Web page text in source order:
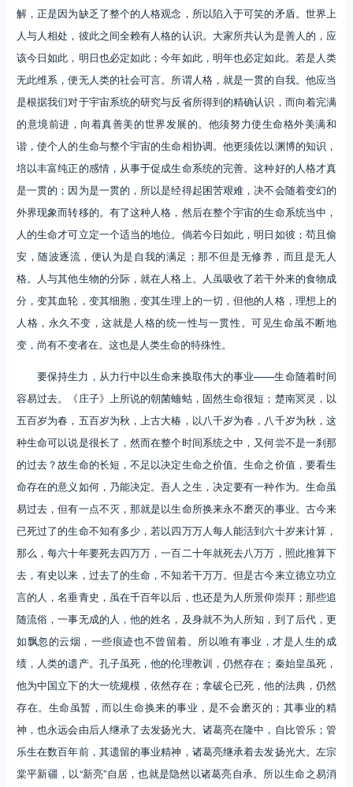
解，正是因为缺乏了整个的人格观念，所以陷入于可笑的矛盾。世界上
人与人相处，彼此之间全赖有人格的认识。大家所共认为是善人的，应
该今日如此，明日也必定如此；今年如此，明年也必定如此。若是人类
无此维系，便无人类的社会可言。所谓人格，就是一贯的自我。他应当
是根据我们对于宇宙系统的研究与反省所得到的精确认识，而向着完满
的意境前进，向着真善美的世界发展的。他须努力使生命格外美满和
谐，使个人的生命与整个宇宙的生命相协调。他更须佐以渊博的知识，
培以丰富纯正的感情，从事于促成生命系统的完善。这种好的人格才真
是一贯的；因为是一贯的，所以是经得起困苦艰难，决不会随着变幻的
外界现象而转移的。有了这种人格，然后在整个宇宙的生命系统当中，
人的生命才可立定一个适当的地位。倘若今日如此，明日如彼；苟且偷
安，随波逐流，便认为是自我的满足；那不但是无修养，而且是无人
格。人与其他生物的分际，就在人格上。人虽吸收了若干外来的食物成
分，变其血轮，变其细胞，变其生理上的一切，但他的人格，理想上的
人格，永久不变，这就是人格的统一性与一贯性。可见生命虽不断地
变，尚有不变者在。这也是人类生命的特殊性。
要保持生力，从力行中以生命来换取伟大的事业——生命随着时间
容易过去。《庄子》上所说的朝菌蟪蛄，固然生命很短；楚南冥灵，以
五百岁为春，五百岁为秋，上古大椿，以八千岁为春，八千岁为秋，这
种生命可以说是很长了，然而在整个时间系统之中，又何尝不是一刹那
的过去？故生命的长短，不足以决定生命之价值。生命之价值，要看生
命存在的意义如何，乃能决定。吾人之生，决定要有一种作为。生命虽
易过去，但有一点不灭，那就是以生命所换来永不磨灭的事业。古今来
已死过了的生命不知有多少，若以四万万人每人能活到六十岁来计算，
那么，每六十年要死去四万万，一百二十年就死去八万万，照此推算下
去，有史以来，过去了的生命，不知若干万万。但是古今来立德立功立
言的人，名垂青史，虽在千百年以后，也还是为人所景仰崇拜；那些追
随流俗，一事无成的人，他的姓名，及身就不为人所知，到了后代，更
如飘忽的云烟，一些痕迹也不曾留着。所以唯有事业，才是人生的成
绩，人类的遗产。孔子虽死，他的伦理教训，仍然存在；秦始皇虽死，
他为中国立下的大一统规模，依然存在；拿破仑已死，他的法典，仍然
存在。生命虽暂，而以生命换来的事业，是不会磨灭的；其事业的精
神，也永远会由后人继承了去发扬光大。诸葛亮在隆中，自比管乐；管
乐生在数百年前，其遗留的事业精神，诸葛亮继承着去发扬光大。左宗
棠平新疆，以“新亮”自居，也就是隐然以诸葛亮自承。所以生命之易消